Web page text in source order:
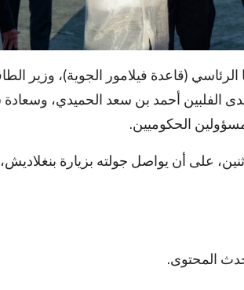
(قاعدة فيلامور الجوية)، وزير
لدى الفلبين أحمد بن سعد الحميدي،
الحكوميين.
على أن يواصل جولته بزيارة بنغلاديش،
المحتوى.